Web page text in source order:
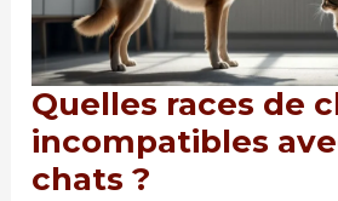
Quelles races de
incompatibles
chats ?